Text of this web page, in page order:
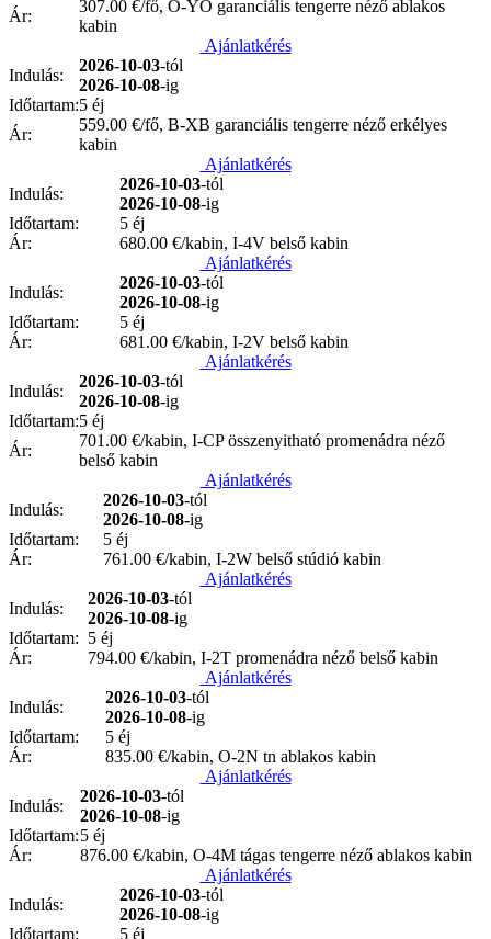
Ár:
307.00 €/fő, O-YO garanciális tengerre néző ablakos
kabin
Ajánlatkérés
Indulás:
2026-10-03-tól
2026-10-08-ig
Időtartam:5 éj
Ár:
559.00 €/fő, B-XB garanciális tengerre néző erkélyes
kabin
Ajánlatkérés
Indulás:
2026-10-03-tól
2026-10-08-ig
Időtartam:
5 éj
Ár:
680.00 €/kabin, I-4V belső kabin
Ajánlatkérés
Indulás:
2026-10-03-tól
2026-10-08-ig
Időtartam:
5 éj
Ár:
681.00 €/kabin, I-2V belső kabin
Ajánlatkérés
Indulás:
2026-10-03-tól
2026-10-08-ig
Időtartam:5 éj
Ár:
701.00 €/kabin, I-CP összenyitható promenádra néző
belső kabin
Ajánlatkérés
Indulás:
2026-10-03-tól
2026-10-08-ig
Időtartam:
5 éj
Ár:
761.00 €/kabin, I-2W belső stúdió kabin
Ajánlatkérés
Indulás:
2026-10-03-tól
2026-10-08-ig
Időtartam: 5 éj
Ár:
794.00 €/kabin, I-2T promenádra néző belső kabin
Ajánlatkérés
Indulás:
2026-10-03-tól
2026-10-08-ig
Időtartam:
5 éj
Ár:
835.00 €/kabin, O-2N tn ablakos kabin
Ajánlatkérés
Indulás:
2026-10-03-tól
2026-10-08-ig
Időtartam:5 éj
Ár:
876.00 €/kabin, O-4M tágas tengerre néző ablakos kabin
Ajánlatkérés
Indulás:
2026-10-03-tól
2026-10-08-ig
Időtartam:
5 éj